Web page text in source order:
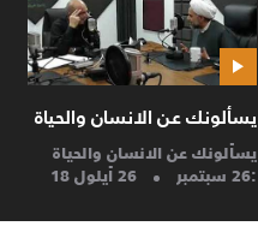
يسألونك عن الانسان والحياة
يسألونك عن الانسان والحياة
:26 سبتمبر 26 أيلول 18